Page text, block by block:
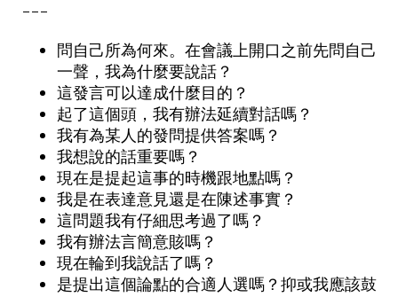
---
問自己所為何來。在會議上開口之前先問自己
一聲，我為什麼要說話？
這發言可以達成什麼目的？
起了這個頭，我有辦法延續對話嗎？
我有為某人的發問提供答案嗎？
我想說的話重要嗎？
現在是提起這事的時機跟地點嗎？
我是在表達意見還是在陳述事實？
這問題我有仔細思考過了嗎？
我有辦法言簡意賅嗎？
現在輪到我說話了嗎？
是提出這個論點的合適人選嗎？抑或我應該鼓